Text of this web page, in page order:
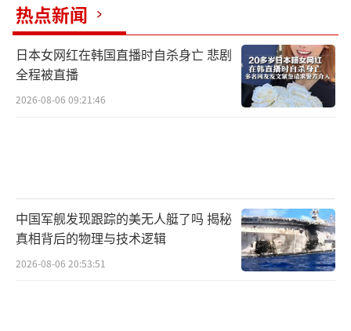
热点新闻
日本女网红在韩国直播时自杀身亡 悲剧
全程被直播
2026-08-06 09:21:46
中国军舰发现跟踪的美无人艇了吗 揭秘
真相背后的物理与技术逻辑
2026-08-06 20:53:51